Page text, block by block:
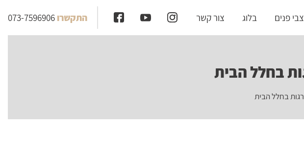
פנים בלוג צור קשר התקשרו 073-7596906
בחלל הבית
בחלל הבית